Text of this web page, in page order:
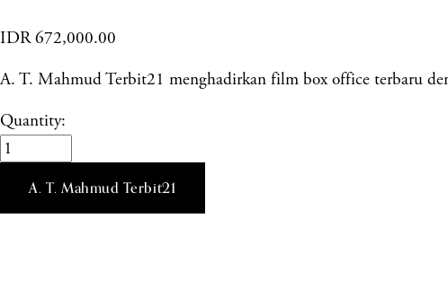
IDR 672,000.00
A. T. Mahmud Terbit21 menghadirkan film box office terbaru
Quantity:
A. T. Mahmud Terbit21